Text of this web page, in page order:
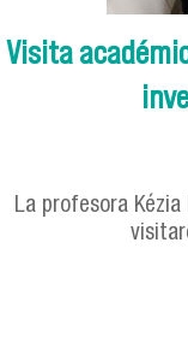
Visita
La profesora